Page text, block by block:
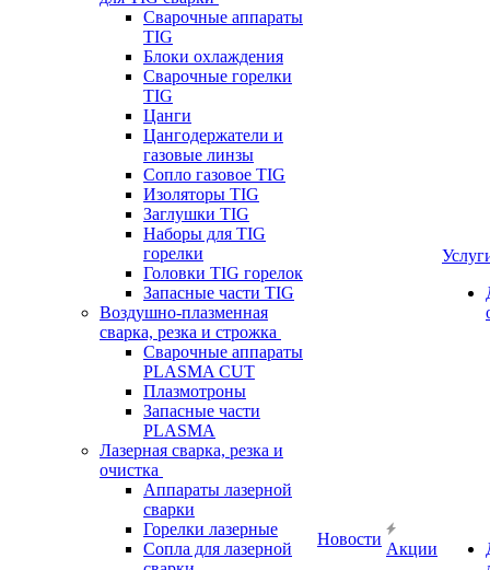
Сварочные аппараты
TIG
Блоки охлаждения
Сварочные горелки
TIG
Цанги
Цангодержатели и
газовые линзы
Сопло газовое TIG
Изоляторы TIG
Заглушки TIG
Наборы для TIG
горелки
Головки TIG горелок
Запасные части TIG
Воздушно-плазменная
сварка, резка и строжка
Сварочные аппараты
PLASMA CUT
Плазмотроны
Запасные части
PLASMA
Лазерная сварка, резка и
очистка
Аппараты лазерной
сварки
Горелки лазерные
Сопла для лазерной
Новости
Акции